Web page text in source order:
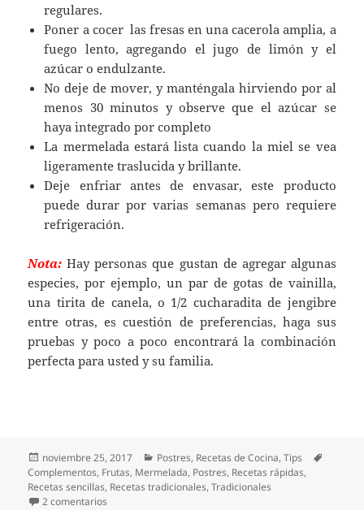
regulares.
Poner a cocer las fresas en una cacerola amplia, a
fuego lento, agregando el jugo de limón y el
azúcar o endulzante.
No deje de mover, y manténgala hirviendo por al
menos 30 minutos y observe que el azúcar se
haya integrado por completo
La mermelada estará lista cuando la miel se vea
ligeramente traslucida y brillante.
Deje enfriar antes de envasar, este producto
puede durar por varias semanas pero requiere
refrigeración.
Nota: Hay personas que gustan de agregar algunas
especies, por ejemplo, un par de gotas de vainilla,
una tirita de canela, o 1/2 cucharadita de jengibre
entre otras, es cuestión de preferencias, haga sus
pruebas y poco a poco encontrará la combinación
perfecta para usted y su familia.
Publicado
el
noviembre 25, 2017 Categorías
Postres, Recetas de Cocina,Tips
Complementos, Frutas, Mermelada, Postres, Recetas rápidas,
Recetas sencillas, Recetas tradicionales,Tradicionales
2 comentarios